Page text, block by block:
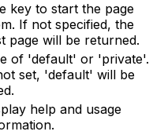
key to start the page
If not specified, the
page will be returned.
of 'default' or 'private'.
set, 'default' will be
help and usage